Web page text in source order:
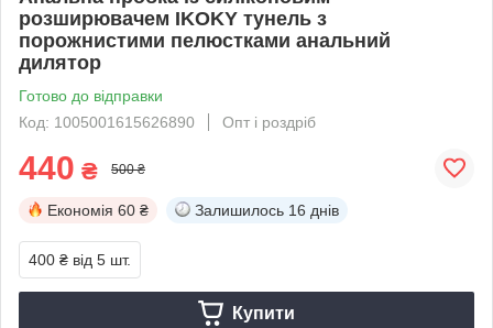
розширювачем IKOKY тунель з
порожнистими пелюстками анальний
дилятор
Готово до відправки
Код: 1005001615626890
Опт і роздріб
440 ₴ 500 ₴
Економія 60 ₴ Залишилось 16 днів
400 ₴ від 5 шт.
Купити